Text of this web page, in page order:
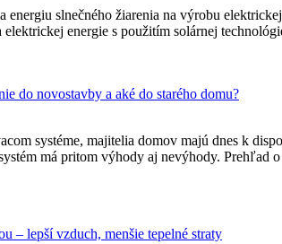
slnečného žiarenia na výrobu
energie s použitím solárnej
do novostavby a aké do starého domu?
systéme, majitelia domov majú dnes k
má pritom výhody aj nevýhody. Prehľad
– lepší vzduch, menšie tepelné straty